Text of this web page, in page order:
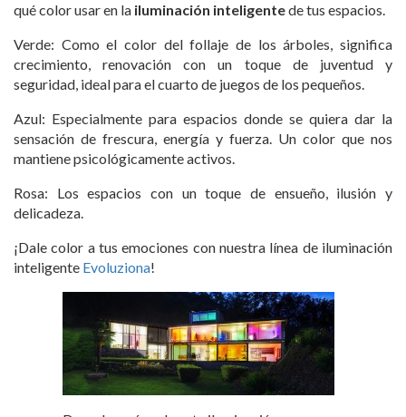
qué color usar en la iluminación inteligentede tus espacios.
Verde: Como el color del follaje de los árboles, significa
crecimiento, renovación con un toque de juventud y
seguridad, ideal para el cuarto de juegos de los pequeños.
Azul: Especialmente para espacios donde se quiera dar la
sensación de frescura, energía y fuerza. Un color que nos
mantiene psicológicamente activos.
Rosa: Los espacios con un toque de ensueño, ilusión y
delicadeza.
¡Dale color a tus emociones con nuestra línea de iluminación
inteligente Evoluziona!